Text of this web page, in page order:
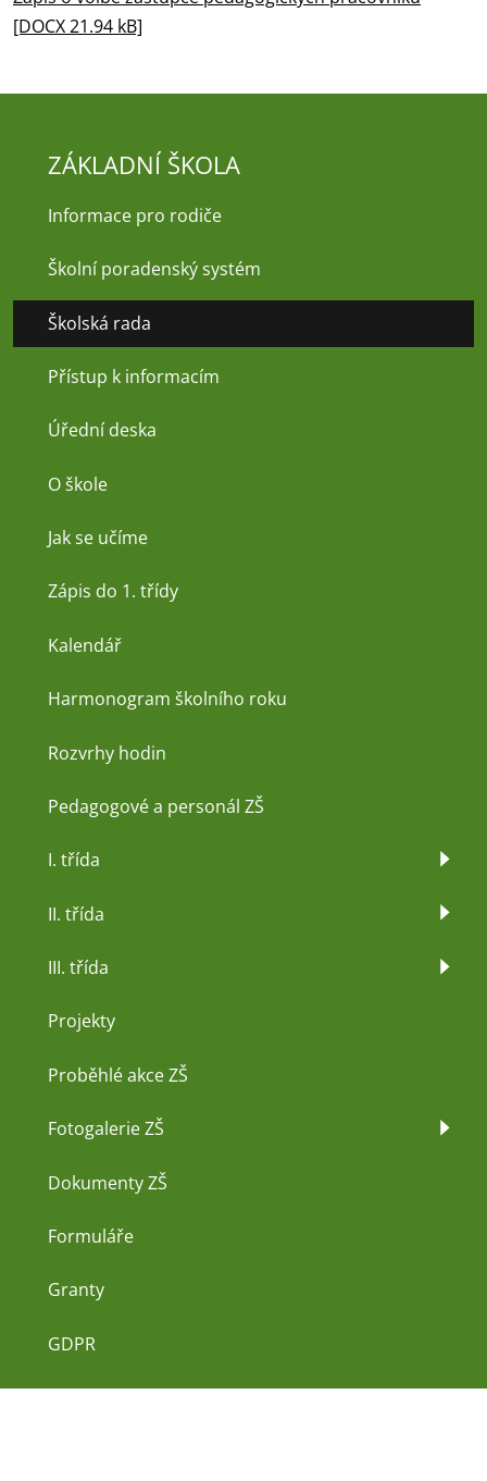
[DOCX 21.94 kB]
ZÁKLADNÍ ŠKOLA
Informace pro rodiče
Školní poradenský systém
Školská rada
Přístup k informacím
Úřední deska
O škole
Jak se učíme
Zápis do 1. třídy
Kalendář
Harmonogram školního roku
Rozvrhy hodin
Pedagogové a personál ZŠ
I. třída
II. třída
III. třída
Projekty
Proběhlé akce ZŠ
Fotogalerie ZŠ
Dokumenty ZŠ
Formuláře
Granty
GDPR